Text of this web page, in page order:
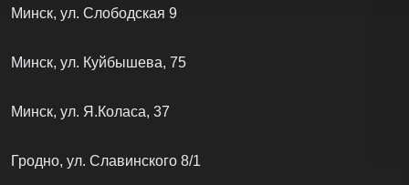
Минск, ул. Слободская 9
Минск, ул. Куйбышева, 75
Минск, ул. Я.Коласа, 37
Гродно, ул. Славинского 8/1